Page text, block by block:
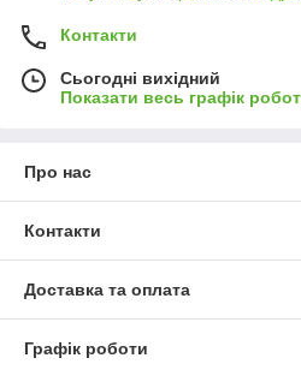
Контакти
Сьогодні вихідний
Показати весь графік
Про нас
Контакти
Доставка та оплата
Графік роботи